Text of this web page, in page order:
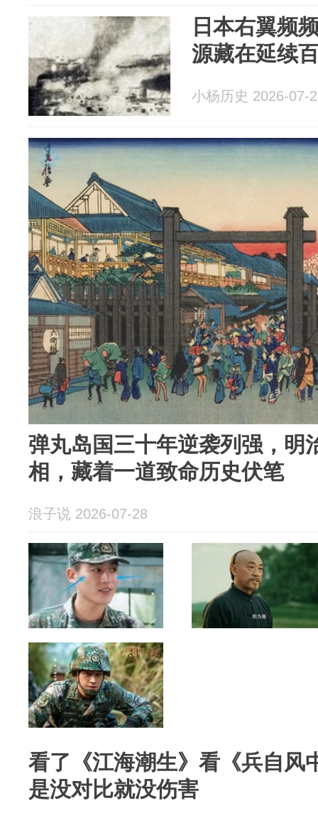
日本右翼频
源藏在延续
小杨历史 2026-07-
弹丸岛国三十年逆袭列强，明
相，藏着一道致命历史伏笔
浪子说 2026-07-28
看了《江海潮生》看《兵自风
是没对比就没伤害